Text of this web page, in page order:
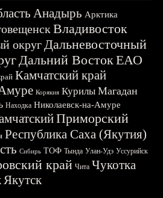
Анадырь Арктика
Владивосток
округДальневосточный
Дальний ВостокЕАО
Камчатский край
Корякия Курилы Магадан
Находка Николаевск-на-Амуре
Приморский
Республика Саха (Якутия)
Сибирь ТОФ Тында Улан-Удэ Уссурийск
край Чита Чукотка
Якутск